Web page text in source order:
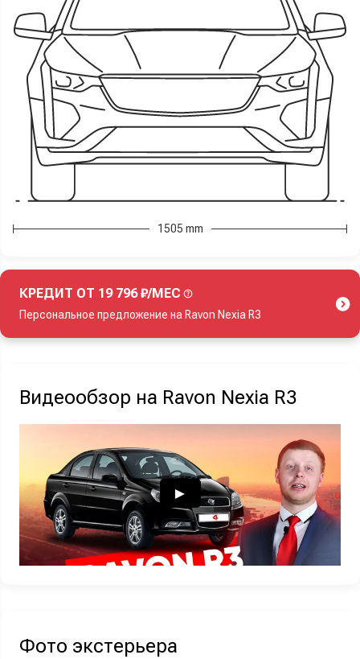
1505 mm
КРЕДИТ ОТ 19 796 ₽/МЕС
Персональное предложение на Ravon Nexia R3
Видеообзор на Ravon Nexia R3
Фото экстерьера